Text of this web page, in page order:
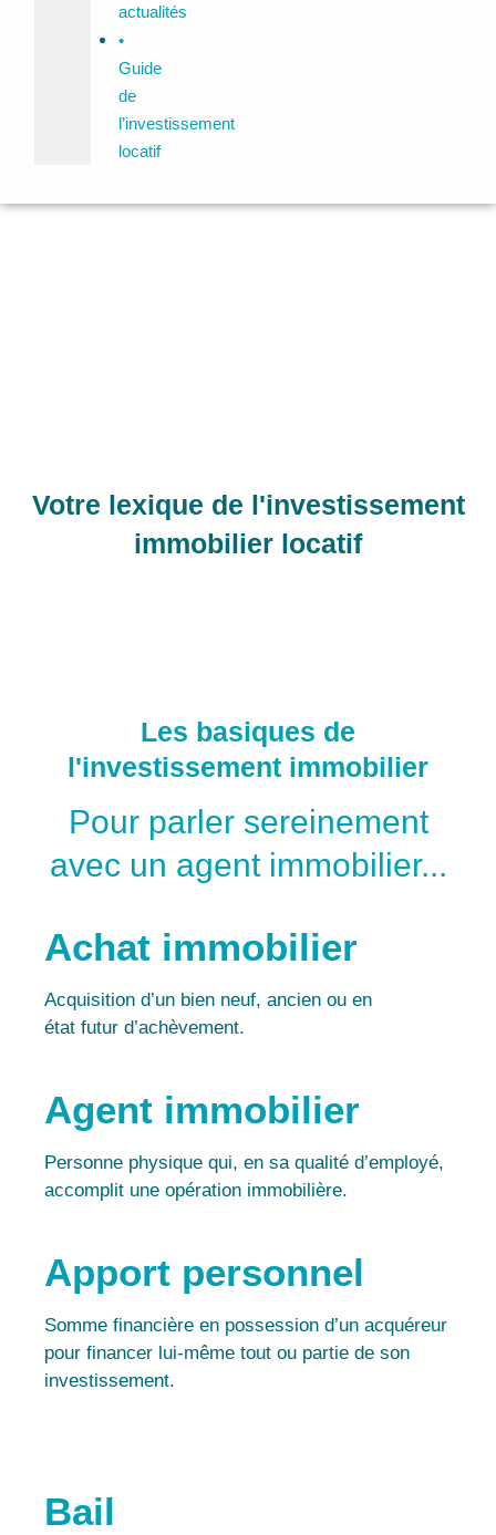
actualités
•
Guide
de
l’investissement
locatif
Votre lexique de l'investissement
immobilier locatif
Les basiques de
l'investissement immobilier
Pour parler sereinement
avec un agent immobilier...
Achat immobilier
Acquisition d’un bien neuf, ancien ou en
état futur d’achèvement.
Agent immobilier
Personne physique qui, en sa qualité d’employé,
accomplit une opération immobilière.
Apport personnel
Somme financière en possession d’un acquéreur
pour financer lui-même tout ou partie de son
investissement.
Bail